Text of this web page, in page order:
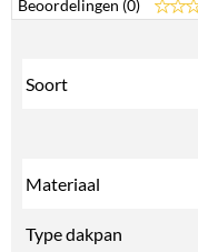
Beoordelingen (0)
Soort
Materiaal
Type dakpan